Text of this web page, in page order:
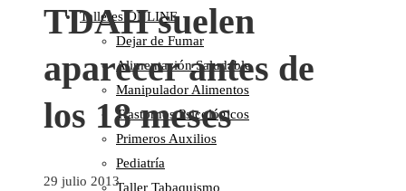
Plataforma
Manifiestos
Comunicados
En nuestra Web
Colaboraciones
Cartas al Director
Medios de Comunicación
Talleres ONLINE
Dejar de Fumar
Alimentación Saludable
Manipulador Alimentos
Trastornos Psicológicos
Primeros Auxilios
Pediatría
Taller Tabaquismo
TDAH suelen
aparecer antes de
los 18 meses
29 julio 2013